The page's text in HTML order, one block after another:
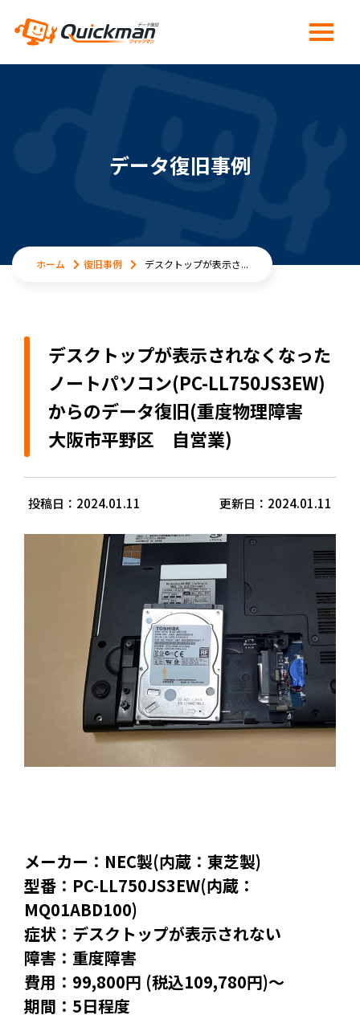
データ復旧事例
ホーム 復旧事例 デスクトップが表示さ...
デスクトップが表示されなくなった
ノートパソコン(PC-LL750JS3EW)
からのデータ復旧(重度物理障害
大阪市平野区 自営業)
投稿日：2024.01.11 更新日：2024.01.11
メーカー：NEC製(内蔵：東芝製)
型番：PC-LL750JS3EW(内蔵：
MQ01ABD100)
症状：デスクトップが表示されない
障害：重度障害
費用：99,800円 (税込109,780円)～
期間：5日程度